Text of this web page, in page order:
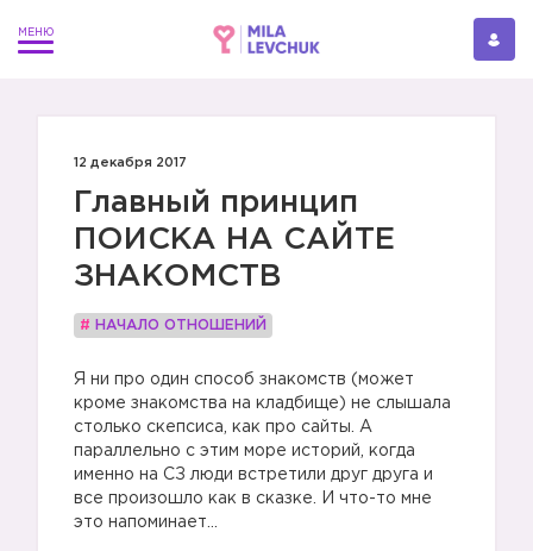
12 декабря 2017
Главный принцип
ПОИСКА НА САЙТЕ
ЗНАКОМСТВ
# НАЧАЛО ОТНОШЕНИЙ
Я ни про один способ знакомств (может
кроме знакомства на кладбище) не слышала
столько скепсиса, как про сайты. А
параллельно с этим море историй, когда
именно на СЗ люди встретили друг друга и
все произошло как в сказке. И что-то мне
это напоминает...